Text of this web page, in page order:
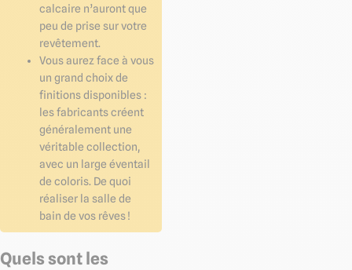
calcaire n’auront que
peu de prise sur votre
revêtement.
Vous aurez face à vous
un grand choix de
finitions disponibles :
les fabricants créent
généralement une
véritable collection,
avec un large éventail
de coloris. De quoi
réaliser la salle de
bain de vos rêves !
Quels sont les